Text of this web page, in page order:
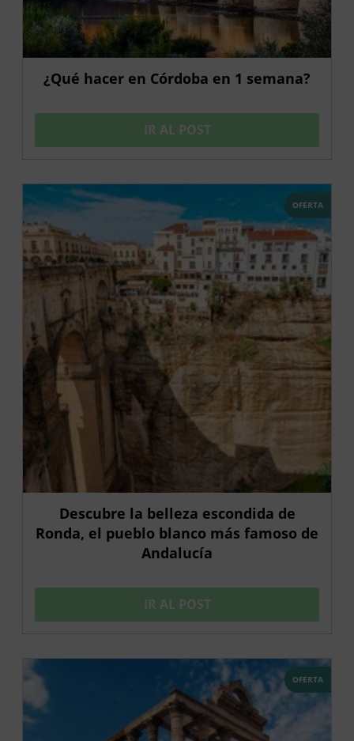
¿Qué hacer en Córdoba en 1 semana?
IR AL POST
OFERTA
Descubre la belleza escondida de
Ronda, el pueblo blanco más famoso de
Andalucía
IR AL POST
OFERTA